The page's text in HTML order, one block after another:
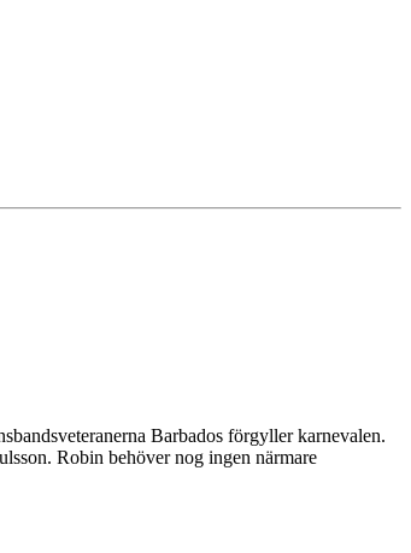
Barbados förgyller karnevalen.
Robin behöver nog ingen närmare